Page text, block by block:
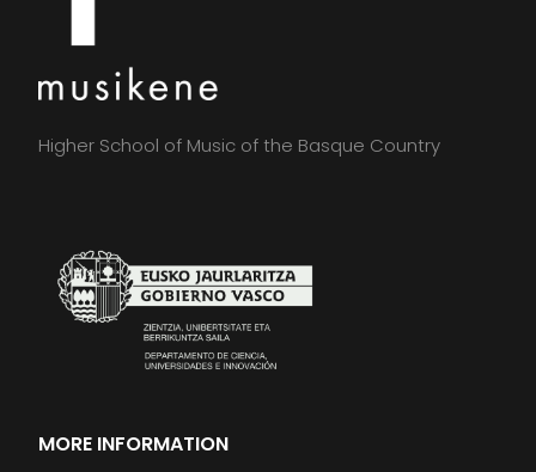
Higher School of Music of the Basque Country
MORE INFORMATION